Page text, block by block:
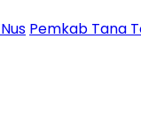
Pemkab Tana